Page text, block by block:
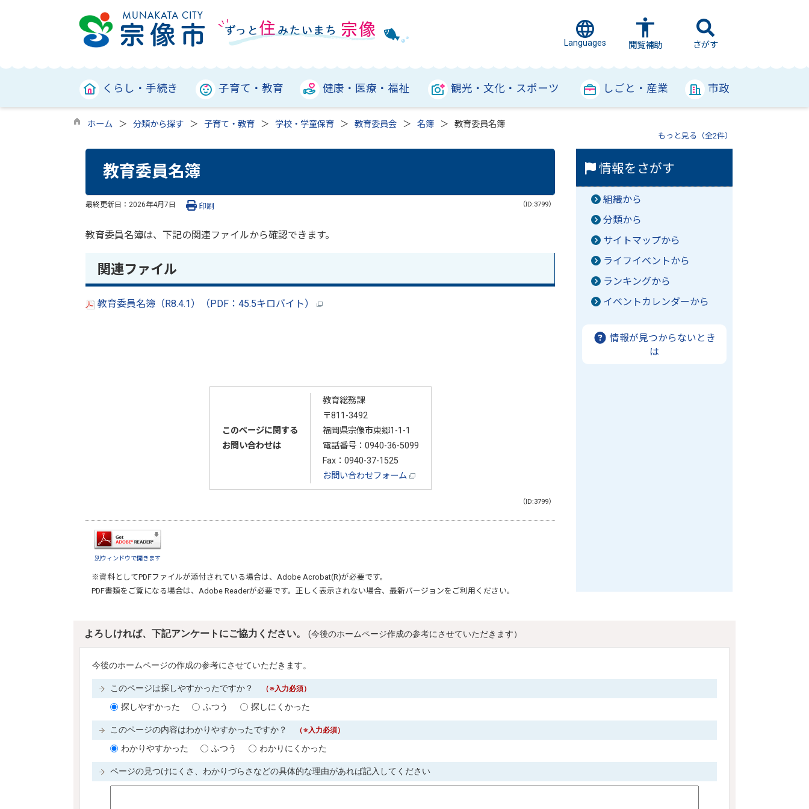
Languages 閲覧補助 さがす
くらし・手続き 子育て・教育 健康・医療・福祉 観光・文化・スポーツ しごと・産業 市政
ホーム 分類から探す 子育て・教育 学校・学童保育 教育委員会 名簿 教育委員名簿
もっと見る（全2件）
教育委員名簿
最終更新日： 2026年4月7日 （ID:3799）
印刷
教育委員名簿は、下記の関連ファイルから確認できます。
関連ファイル
教育委員名簿（R8.4.1）（PDF：45.5キロバイト）
このページに関する
お問い合わせは
教育総務課
〒811-3492
福岡県宗像市東郷1-1-1
電話番号： 0940-36-5099
Fax：0940-37-1525
お問い合わせフォーム
（ID:3799）
別ウィンドウで開きます
※資料としてPDFファイルが添付されている場合は、 Adobe Acrobat(R)が必要です。
PDF書類をご覧になる場合は、 Adobe Readerが必要です。正しく表示されない場合、最新バージョンをご利用ください。
情報をさがす
組織から
分類から
サイトマップから
ライフイベントから
ランキングから
イベントカレンダーから
情報が見つからないとき
は